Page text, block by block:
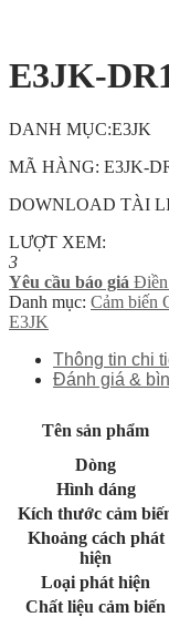
E3JK-
DANH MỤC:E3JK
MÃ HÀNG: E3JK-
DOWNLOAD TÀI
LƯỢT XEM:
3
Yêu cầu báo giá Điền
Danh mục: Cảm biến
E3JK
Thông tin chi
Đánh giá &
Tên sản phẩm
Dòng
Hình dáng
Kích thước cảm
Khoảng cách phát
hiện
Loại phát hiện
Chất liệu cảm biến